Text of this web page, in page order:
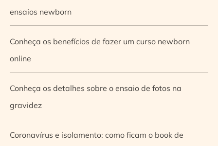
ensaios newborn
Conheça os benefícios de fazer um curso newborn
online
Conheça os detalhes sobre o ensaio de fotos na
gravidez
Coronavírus e isolamento: como ficam o book de